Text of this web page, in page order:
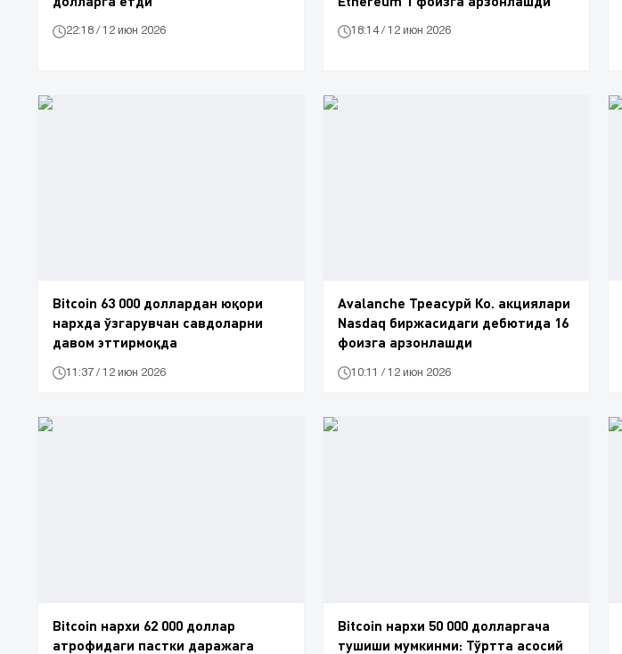
22:18 / 12 июн 2026 18:14 / 12 июн 2026
Bitcoin 63 000 доллардан юқори
нархда ўзгарувчан савдоларни
давом эттирмоқда
11:37 / 12 июн 2026
Avalanche Треасурй Ко. акциялари
Nasdaq биржасидаги дебютида 16
фоизга арзонлашди
10:11 / 12 июн 2026
Bitcoin нархи 62 000 доллар
атрофидаги пастки даражага
Bitcoin нархи 50 000 долларгача
тушиши мумкинми: Тўртта асосий